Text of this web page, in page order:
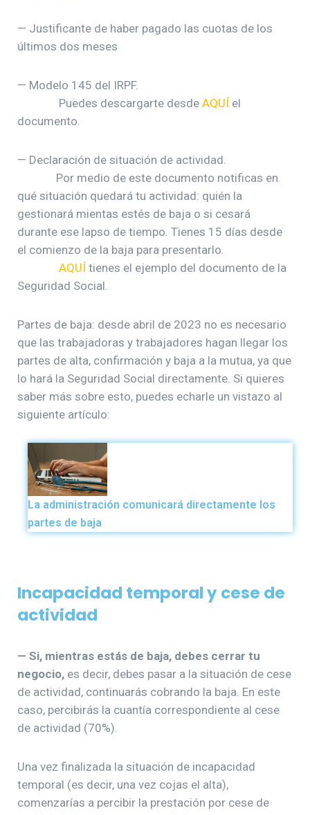
— Justificante de haber pagado las cuotas de los
últimos dos meses
— Modelo 145 del IRPF.
Puedes descargarte desde AQUÍ el
documento.
— Declaración de situación de actividad.
Por medio de este documento notificas en
qué situación quedará tu actividad: quién la
gestionará mientas estés de baja o si cesará
durante ese lapso de tiempo. Tienes 15 días desde
el comienzo de la baja para presentarlo.
AQUÍ tienes el ejemplo del documento de la
Seguridad Social.
Partes de baja: desde abril de 2023 no es necesario
que las trabajadoras y trabajadores hagan llegar los
partes de alta, confirmación y baja a la mutua, ya que
lo hará la Seguridad Social directamente. Si quieres
saber más sobre esto, puedes echarle un vistazo al
siguiente artículo:
La administración comunicará directamente los
partes de baja
Incapacidad temporal y cese de
actividad
— Si, mientras estás de baja, debes cerrar tu
negocio, es decir, debes pasar a la situación de cese
de actividad, continuarás cobrando la baja. En este
caso, percibirás la cuantía correspondiente al cese
de actividad (70%).
Una vez finalizada la situación de incapacidad
temporal (es decir, una vez cojas el alta),
comenzarías a percibir la prestación por cese de